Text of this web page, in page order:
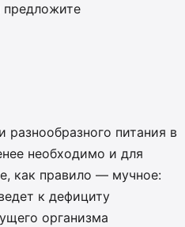
предложите
питания в
необходимо и для
как правило — мучное:
к дефициту
организма